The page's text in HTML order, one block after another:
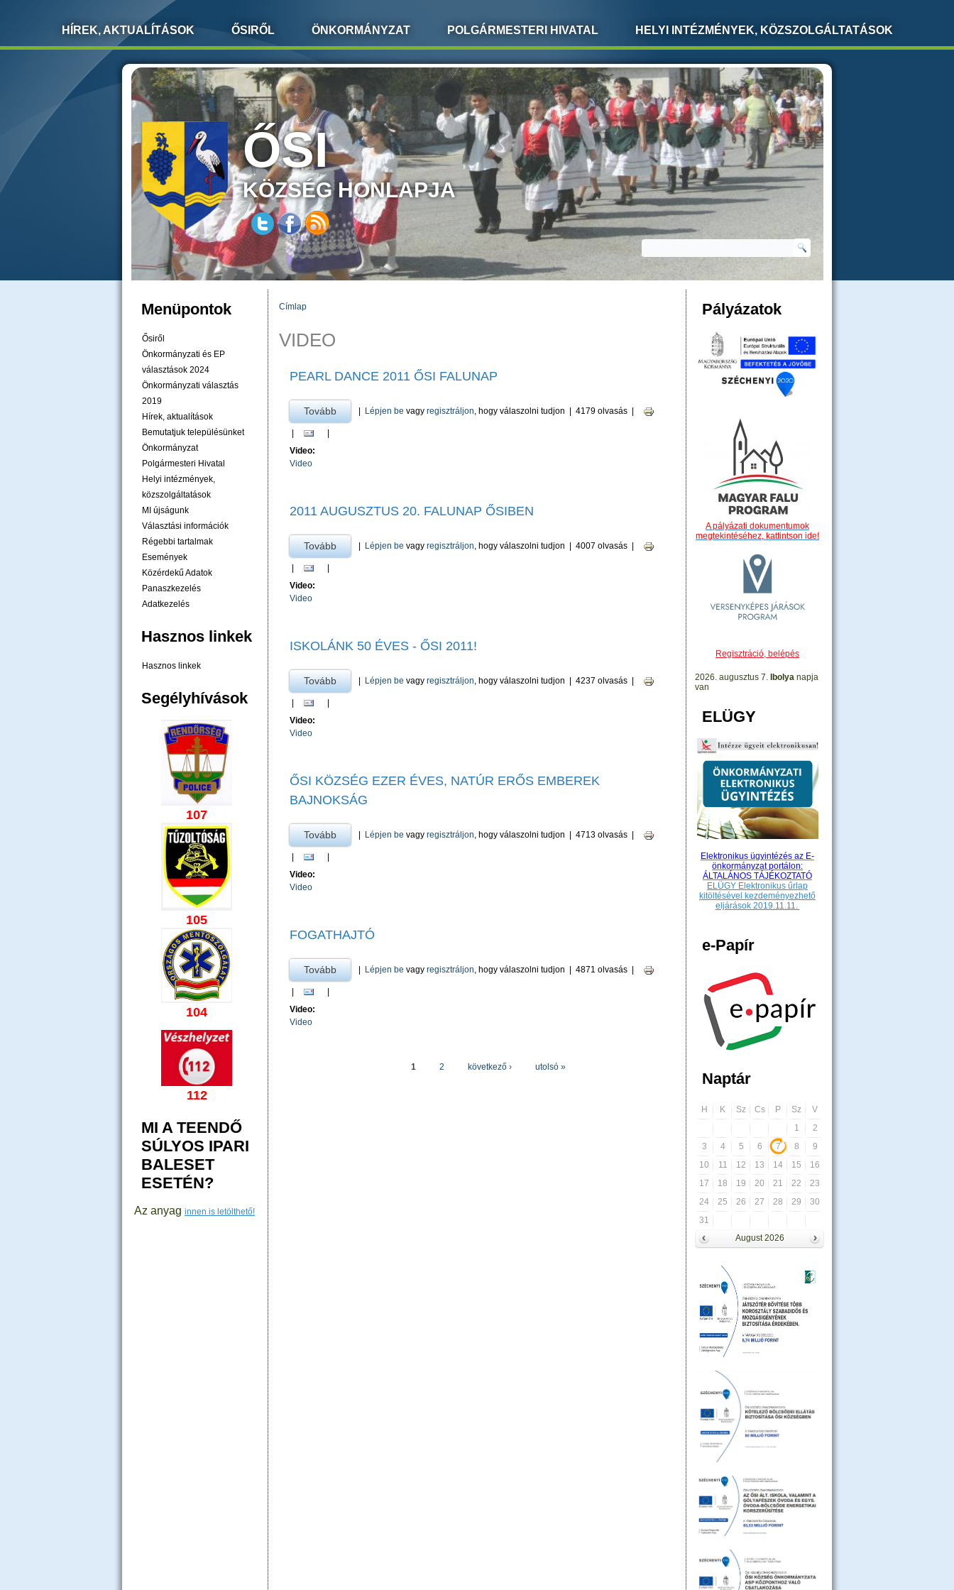
HÍREK, AKTUALÍTÁSOK ŐSIRŐL ÖNKORMÁNYZAT POLGÁRMESTERI HIVATAL HELYI INTÉZMÉNYEK, KÖZSZOLGÁLTATÁSOK
ŐSI
KÖZSÉG HONLAPJA
Menüpontok
Ősiről
Önkormányzati és EP
választások 2024
Önkormányzati választás
2019
Hírek, aktualítások
Bemutatjuk településünket
Önkormányzat
Polgármesteri Hivatal
Helyi intézmények,
közszolgáltatások
MI újságunk
Választási információk
Régebbi tartalmak
Események
Közérdekű Adatok
Panaszkezelés
Adatkezelés
Hasznos linkek
Hasznos linkek
Segélyhívások
107
105
104
112
MI A TEENDŐ
SÚLYOS IPARI
BALESET
ESETÉN?
Az anyag innen is letölthető!
JELENLEGI HELY
Címlap
VIDEO
PEARL DANCE 2011 ŐSI FALUNAP
Tovább a Pearl Dance 2011 Ősi Falunap -ra
| Lépjen be vagy regisztráljon , hogy válaszolni tudjon | 4179 olvasás |
|
|
Video:
Video
2011 AUGUSZTUS 20. FALUNAP ŐSIBEN
Tovább a 2011 augusztus 20. Falunap Ősiben -ra
| Lépjen be vagy regisztráljon , hogy válaszolni tudjon | 4007 olvasás |
|
|
Video:
Video
ISKOLÁNK 50 ÉVES - ŐSI 2011!
Tovább a Iskolánk 50 éves - Ősi 2011! -ra
| Lépjen be vagy regisztráljon , hogy válaszolni tudjon | 4237 olvasás |
|
|
Video:
Video
ŐSI KÖZSÉG EZER ÉVES, NATÚR ERŐS EMBEREK
BAJNOKSÁG
Tovább a Ősi község ezer éves, Natúr Erős Emberek Bajnokság -ra
| Lépjen be vagy regisztráljon , hogy válaszolni tudjon | 4713 olvasás |
|
|
Video:
Video
FOGATHAJTÓ
Tovább a Fogathajtó -ra
| Lépjen be vagy regisztráljon , hogy válaszolni tudjon | 4871 olvasás |
|
|
Video:
Video
1 2 következő › utolsó »
Pályázatok
A pályázati dokumentumok
megtekintéséhez, kattintson ide!
Regisztráció, belépés
2026. augusztus 7. Ibolya napja
van
ELÜGY
Elektronikus ügyintézés az E-
önkormányzat portálon:
ÁLTALÁNOS TÁJÉKOZTATÓ
ELÜGY Elektronikus űrlap
kitöltésével kezdeményezhető
eljárások 2019.11.11.
e-Papír
Naptár
H K Sz Cs P Sz
V
1
2
3
4 5 6 7 8
9
10
11 12 13 14 15
16
17
18 19 20 21 22
23
24
25 26 27 28 29
30
31
August 2026